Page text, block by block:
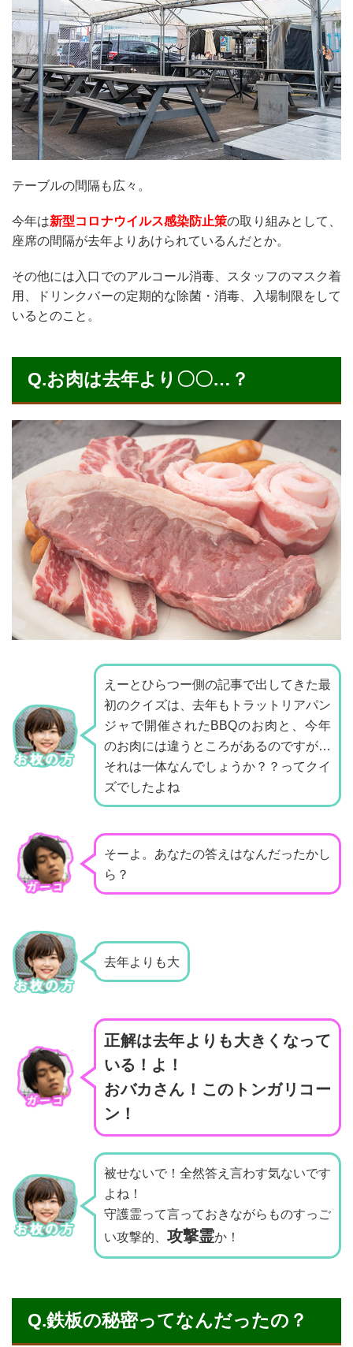
テーブルの間隔も広々。
今年は新型コロナウイルス感染防止策の取り組みとして、
座席の間隔が去年よりあけられているんだとか。
その他には入口でのアルコール消毒、スタッフのマスク着
用、
ドリンクバーの定期的な除菌・消毒、入場制限をして
いるとのこと。
Q.お肉は去年より〇〇…？
えーとひらつー側の記事で出してきた最
初のクイズは、 去年もトラットリアパン
ジャで開催されたBBQのお肉と、今年
のお肉には違うところがあるのですが…
それは一体なんでしょうか？？ってクイ
ズでしたよね
そーよ。あなたの答えはなんだったかし
ら？
去年よりも大
正解は去年よりも大きくなって
いる！よ！
おバカさん！このトンガリコー
ン！
被せないで！全然答え言わす気ないです
よね！
守護霊って言っておきながらものすっご
い攻撃的、 攻撃霊か！
Q.鉄板の秘密ってなんだったの？